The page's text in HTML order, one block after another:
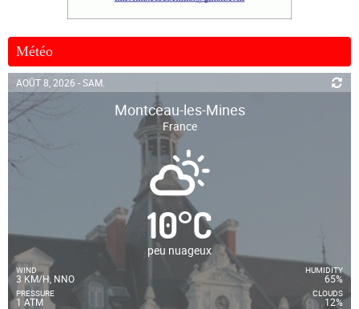
Météo
AOÛT 8, 2026 - SAM.
Montceau-les-Mines
France
10°C
peu nuageux
WIND
3 KM/H, NNO
PRESSURE
1 ATM
HUMIDITY
65%
CLOUDS
12%